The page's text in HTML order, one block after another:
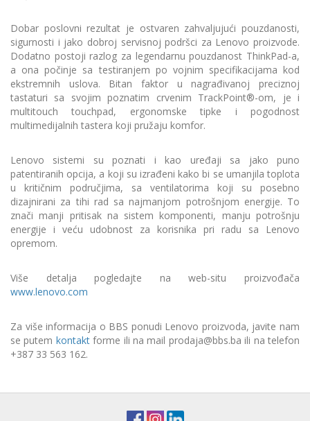
Dobar poslovni rezultat je ostvaren zahvaljujući pouzdanosti,
sigurnosti i jako dobroj servisnoj podršci za Lenovo proizvode.
Dodatno postoji razlog za legendarnu pouzdanost ThinkPad-a,
a ona počinje sa testiranjem po vojnim specifikacijama kod
ekstremnih uslova. Bitan faktor u nagrađivanoj preciznoj
tastaturi sa svojim poznatim crvenim TrackPoint®-om, je i
multitouch touchpad, ergonomske tipke i pogodnost
multimedijalnih tastera koji pružaju komfor.
Lenovo sistemi su poznati i kao uređaji sa jako puno
patentiranih opcija, a koji su izrađeni kako bi se umanjila toplota
u kritičnim područjima, sa ventilatorima koji su posebno
dizajnirani za tihi rad sa najmanjom potrošnjom energije. To
znači manji pritisak na sistem komponenti, manju potrošnju
energije i veću udobnost za korisnika pri radu sa Lenovo
opremom.
Više detalja pogledajte na web-situ proizvođača
www.lenovo.com
Za više informacija o BBS ponudi Lenovo proizvoda, javite nam
se putem kontaktforme ili na mail prodaja@bbs.ba ili na telefon
+387 33 563 162.